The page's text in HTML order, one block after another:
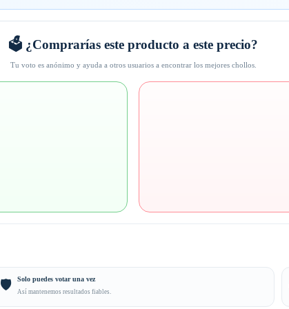
🗳️ ¿Comprarías este producto a este precio?
Tu voto es anónimo y ayuda a otros usuarios a encontrar los mejores chollos.
🛡️ Solo puedes votar una vez
Así mantenemos resultados fiables.